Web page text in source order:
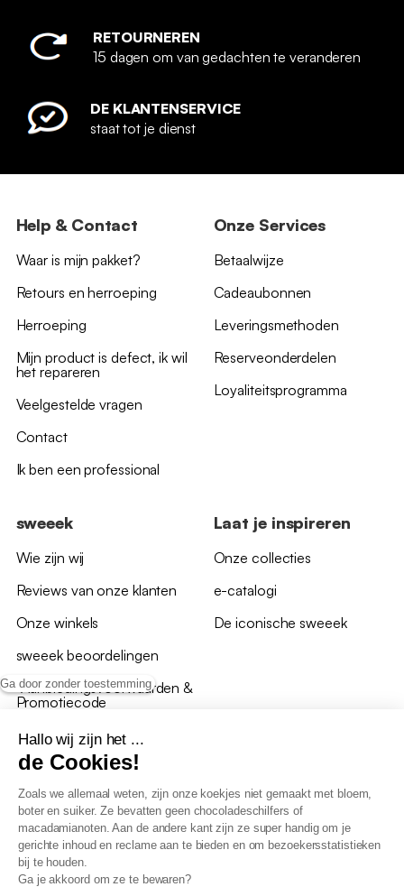
Ga door zonder toestemming
Hallo wij zijn het ...
de Cookies!
Zoals we allemaal weten, zijn onze koekjes niet gemaakt met bloem,
boter en suiker. Ze bevatten geen chocoladeschilfers of
macadamianoten. Aan de andere kant zijn ze super handig om je
gerichte inhoud en reclame aan te bieden en om bezoekersstatistieken
bij te houden.
Ga je akkoord om ze te bewaren?
RETOURNEREN
15 dagen om van gedachten te veranderen
DE KLANTENSERVICE
staat tot je dienst
Help & Contact
Waar is mijn pakket?
Retours en herroeping
Herroeping
Mijn product is defect, ik wil
het repareren
Veelgestelde vragen
Contact
Ik ben een professional
Onze Services
Betaalwijze
Cadeaubonnen
Leveringsmethoden
Reserveonderdelen
Loyaliteitsprogramma
sweeek
Wie zijn wij
Reviews van onze klanten
Onze winkels
sweeek beoordelingen
*Aanbiedingsvoorwaarden &
Promotiecode
Laat je inspireren
Onze collecties
e-catalogi
De iconische sweeek
Algemene verkoopsvoorwaarden
AV loyaliteitsprogramma
Beleid persoonsgegevens